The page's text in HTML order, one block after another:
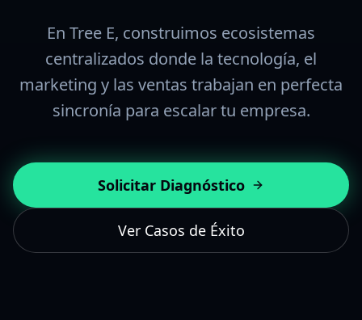
En Tree E, construimos ecosistemas
centralizados donde la tecnología, el
marketing y las ventas trabajan en perfecta
sincronía para escalar tu empresa.
Solicitar Diagnóstico
Ver Casos de Éxito